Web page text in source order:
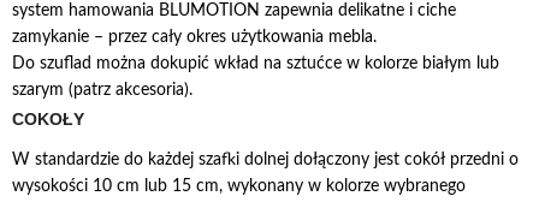
system hamowania BLUMOTION zapewnia delikatne i ciche
zamykanie – przez cały okres użytkowania mebla.
Do szuflad można dokupić wkład na sztućce w kolorze białym lub
szarym (patrz akcesoria).
COKOŁY
W standardzie do każdej szafki dolnej dołączony jest cokół przedni o
wysokości 10 cm lub 15 cm, wykonany w kolorze wybranego